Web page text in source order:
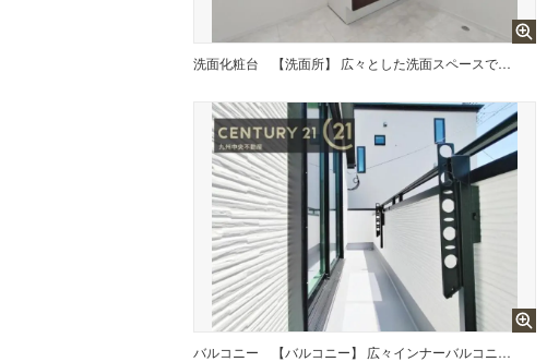
洗面化粧台 【洗面所】 広々とした洗面スペースで朝時間も快適に。鏡の両サイドは、必要なものを取り出しやすく、大きな鏡面で朝の準備もスムーズに。
バルコニー 【バルコニー】 広々インナーバルコニー。日当たりも良く、洗濯物もよく乾きます。